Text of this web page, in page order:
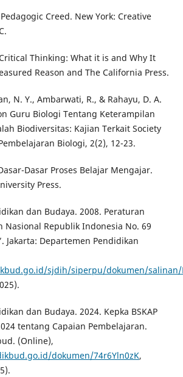
Creed. New York: Creative
Thinking: What it is and Why It
Reason and The California Press.
N. Y., Ambarwati, R., & Rahayu, D. A.
Guru Biologi Tentang Keterampilan
Biodiversitas: Kajian Terkait Society
Biologi, 2(2), 12-23.
Dasar Proses Belajar Mengajar.
Press.
dan Budaya. 2008. Peraturan
Nasional Republik Indonesia No. 69
Jakarta: Departemen Pendidikan
sjdih/siperpu/dokumen/salinan/
dan Budaya. 2024. Kepka BSKAP
tentang Capaian Pembelajaran.
(Online),
dokumen/74r6Yln0zK,